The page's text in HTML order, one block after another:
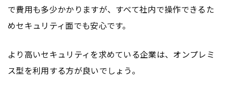
で費用も多少かかりますが、すべて社内で操作できるた
めセキュリティ面でも安心です。
より高いセキュリティを求めている企業は、オンプレミ
ス型を利用する方が良いでしょう。